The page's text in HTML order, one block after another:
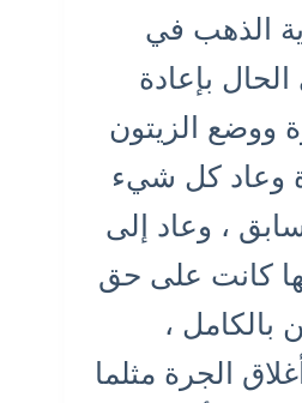
الذهب في
بإعادة
ووضع الزيتون
وعاد كل شيء
، وعاد إلى
كانت على حق
بالكامل ،
الجرة مثلما